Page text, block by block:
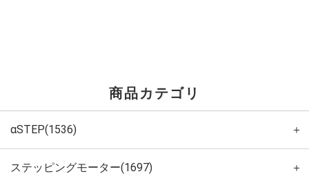
商品カテゴリ
αSTEP(1536) ＋
ステッピングモーター(1697) ＋